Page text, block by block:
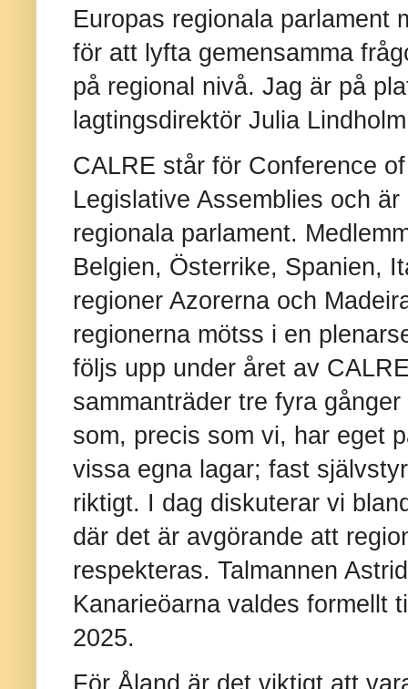
Europas regionala parlament
för att lyfta gemensamma
på regional nivå. Jag är på
lagtingsdirektör Julia
CALRE står för Conference
Legislative Assemblies och
regionala parlament.
Belgien, Österrike, Spanien,
regioner Azorerna och
regionerna mötss i en
följs upp under året av
sammanträder tre fyra
som, precis som vi, har eget
vissa egna lagar; fast
riktigt. I dag diskuterar vi
där det är avgörande att
respekteras. Talmannen
Kanarieöarna valdes formellt
2025.